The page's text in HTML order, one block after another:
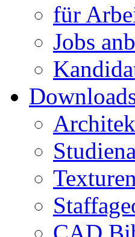
für
Jobs
Texturen